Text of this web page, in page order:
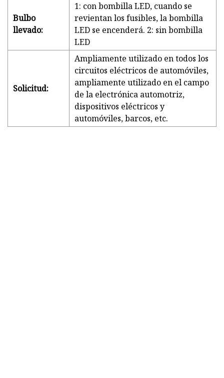
Bulbo
llevado:
1: con bombilla LED, cuando se
revientan los fusibles, la bombilla
LED se encenderá. 2: sin bombilla
LED
Solicitud:
Ampliamente utilizado en todos los
circuitos eléctricos de automóviles,
ampliamente utilizado en el campo
de la electrónica automotriz,
dispositivos eléctricos y
automóviles, barcos, etc.